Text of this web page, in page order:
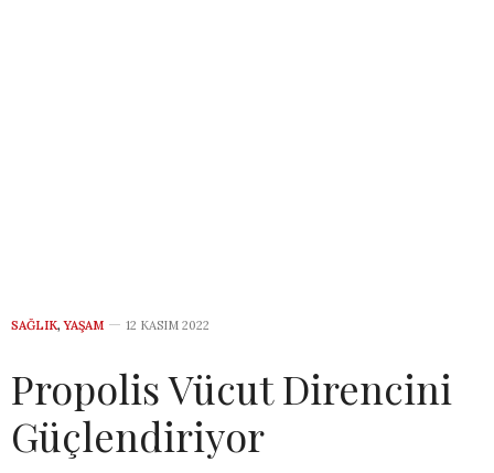
SAĞLIK, YAŞAM 12 KASIM 2022
Propolis Vücut Direncini
Güçlendiriyor